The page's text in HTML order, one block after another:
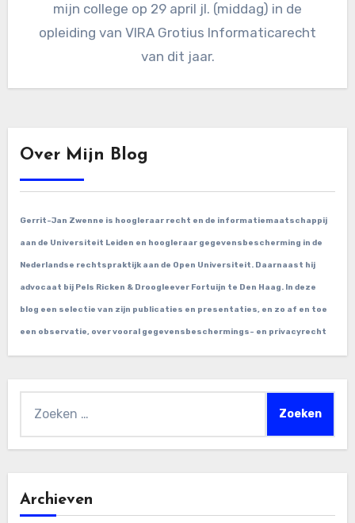
mijn college op 29 april jl. (middag) in de
opleiding van VIRA Grotius Informaticarecht
van dit jaar.
Over Mijn Blog
Gerrit-Jan Zwenne is hoogleraar recht en de informatiemaatschappij
aan de Universiteit Leiden en hoogleraar gegevensbescherming in de
Nederlandse rechtspraktijk aan de Open Universiteit. Daarnaast hij
advocaat bij Pels Ricken & Droogleever Fortuijn te Den Haag. In deze
blog een selectie van zijn publicaties en presentaties, en zo af en toe
een observatie, over vooral gegevensbeschermings- en privacyrecht
naar:
Archieven